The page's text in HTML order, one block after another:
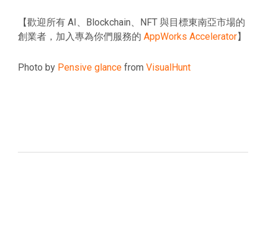
【歡迎所有 AI、Blockchain、NFT 與目標東南亞市場的
創業者，加入專為你們服務的 AppWorks Accelerator】
Photo by Pensive glance from VisualHunt